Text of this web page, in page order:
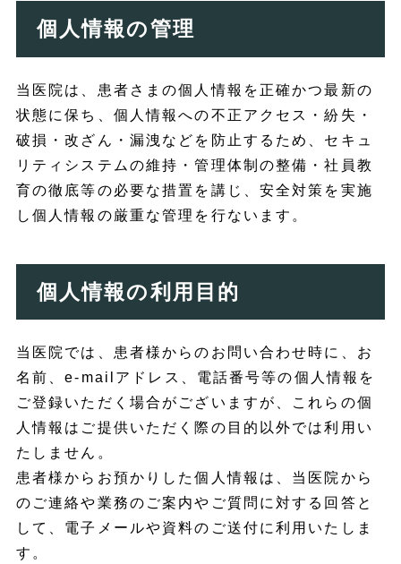
個人情報の管理
当医院は、患者さまの個人情報を正確かつ最新の
状態に保ち、個人情報への不正アクセス・紛失・
破損・改ざん・漏洩などを防止するため、セキュ
リティシステムの維持・管理体制の整備・社員教
育の徹底等の必要な措置を講じ、安全対策を実施
し個人情報の厳重な管理を行ないます。
個人情報の利用目的
当医院では、患者様からのお問い合わせ時に、お
名前、e-mailアドレス、電話番号等の個人情報を
ご登録いただく場合がございますが、これらの個
人情報はご提供いただく際の目的以外では利用い
たしません。
患者様からお預かりした個人情報は、当医院から
のご連絡や業務のご案内やご質問に対する回答と
して、電子メールや資料のご送付に利用いたしま
す。